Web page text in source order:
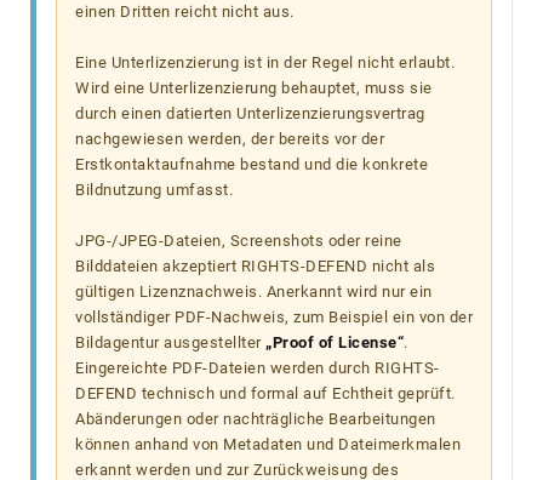
einen Dritten reicht nicht aus.
Eine Unterlizenzierung ist in der Regel nicht erlaubt.
Wird eine Unterlizenzierung behauptet, muss sie
durch einen datierten Unterlizenzierungsvertrag
nachgewiesen werden, der bereits vor der
Erstkontaktaufnahme bestand und die konkrete
Bildnutzung umfasst.
JPG-/JPEG-Dateien, Screenshots oder reine
Bilddateien akzeptiert RIGHTS-DEFEND nicht als
gültigen Lizenznachweis. Anerkannt wird nur ein
vollständiger PDF-Nachweis, zum Beispiel ein von der
Bildagentur ausgestellter „Proof of License“.
Eingereichte PDF-Dateien werden durch RIGHTS-
DEFEND technisch und formal auf Echtheit geprüft.
Abänderungen oder nachträgliche Bearbeitungen
können anhand von Metadaten und Dateimerkmalen
erkannt werden und zur Zurückweisung des